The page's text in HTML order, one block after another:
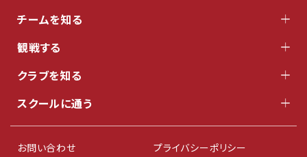
チームを知る
観戦する
クラブを知る
スクールに通う
お問い合わせ
プライバシーポリシー